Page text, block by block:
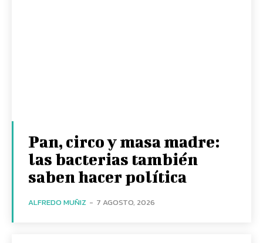
Pan, circo y masa madre:
las bacterias también
saben hacer política
ALFREDO MUÑIZ - 7 AGOSTO, 2026